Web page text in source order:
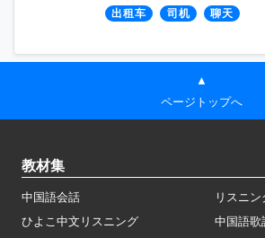
出租车 司机 聊天
▲
ページトップへ
教材集
中国語会話
リスニン
ひよこ中文リスニング
中国語歌